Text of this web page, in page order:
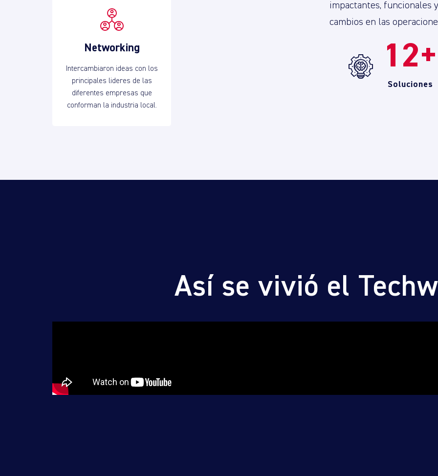
Networking
Intercambiaron ideas con los
principales lideres de las
diferentes empresas que
conforman la industria local.
impactantes, funcionales
cambios en las
Soluciones
12+
Así se vivió el